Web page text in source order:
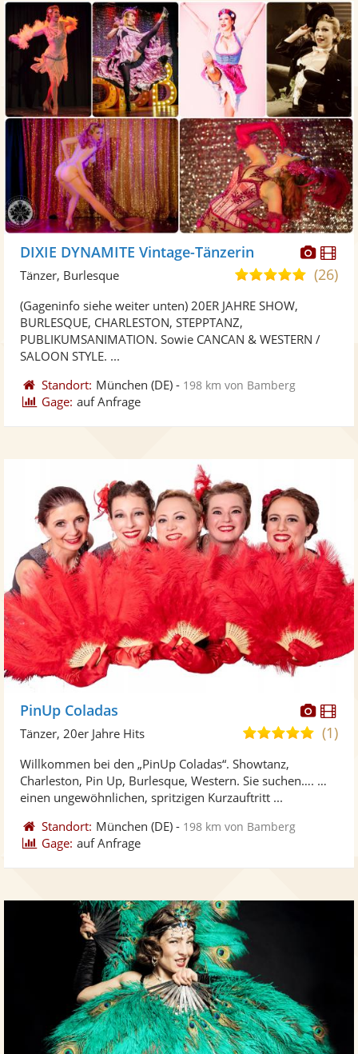
DIXIE DYNAMITE Vintage-Tänzerin
5,0
Sternen
(26)
Tänzer, Burlesque
(Gageninfo siehe weiter unten) 20ER JAHRE SHOW,
BURLESQUE, CHARLESTON, STEPPTANZ,
PUBLIKUMSANIMATION. Sowie CANCAN & WESTERN /
SALOON STYLE. ...
Standort: München (DE) - 198 km von Bamberg
Gage: auf Anfrage
PinUp Coladas
5,0(1)
Tänzer, 20er Jahre Hits
Willkommen bei den „PinUp Coladas“. Showtanz,
Charleston, Pin Up, Burlesque, Western. Sie suchen…. …
einen ungewöhnlichen, spritzigen Kurzauftritt ...
Standort: München (DE) - 198 km von Bamberg
Gage: auf Anfrage